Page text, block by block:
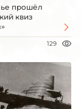
прошёл
квиз
129